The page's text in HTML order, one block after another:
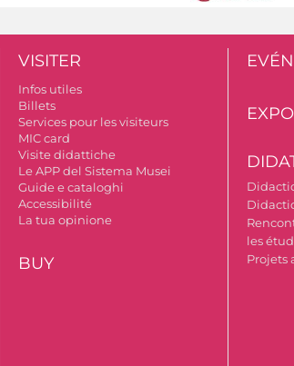
VISITER
Infos utiles
Billets
Services pour les visiteurs
MIC card
Visite didattiche
Le APP del Sistema Musei
Guide e cataloghi
Accessibilité
La tua opinione
BUY
les
Projets